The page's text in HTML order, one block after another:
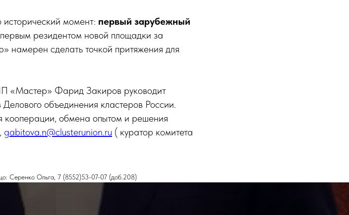
момент: первый зарубежный
резидентом новой площадки за
сделать точкой притяжения для
«Мастер» Фарид Закиров руководит
объединения кластеров России.
кооперации, обмена опытом и решения
gabitova.n@clusterunion.ru ( куратор комитета
Серенко Ольга, 7 (8552)53-07-07 (доб.208)